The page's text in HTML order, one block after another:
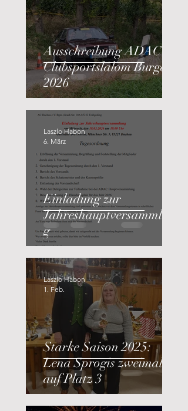
Ausschreibung ADAC
Clubsportslalom Burgau
2026
Einladung zur
Jahreshauptversammlun
g
Laszlo Habon
6. März
Starke Saison 2025:
Lena Sprogis zweimal
auf Platz 3
Laszlo Habon
1. Feb.